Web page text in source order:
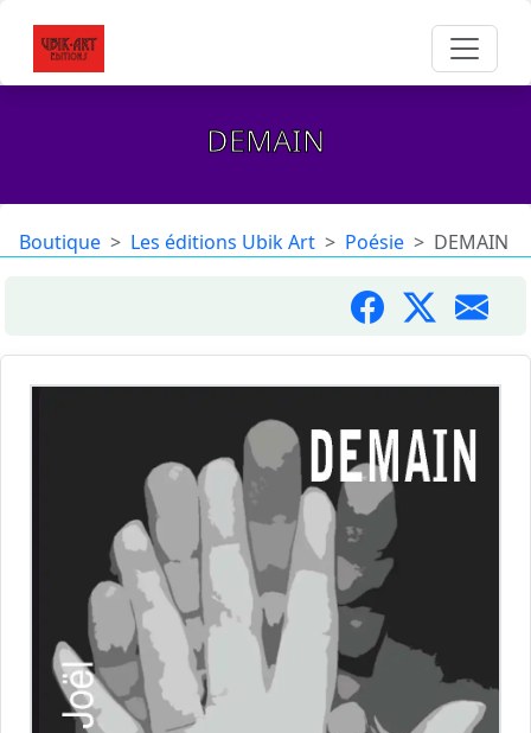
DEMAIN
Boutique Les éditions Ubik Art Poésie DEMAIN